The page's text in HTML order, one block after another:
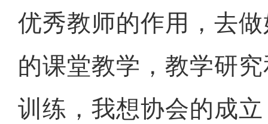
优秀教师的作用，去
的课堂教学，教学研
训练，我想协会的成